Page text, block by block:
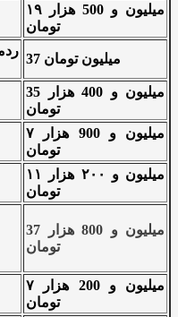
۱۹ میلیون و 500 هزار
تومان
37 میلیون تومان
35 میلیون و 400 هزار
تومان
۷ میلیون و 900 هزار
تومان
۱۱ میلیون و ۲۰۰ هزار
تومان
37 میلیون و 800 هزار
تومان
۷ میلیون و 200 هزار
تومان